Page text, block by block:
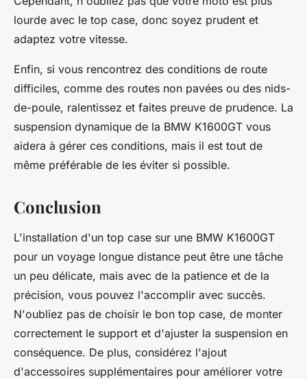
lourde avec le top case, donc soyez prudent et
adaptez votre vitesse.
Enfin, si vous rencontrez des conditions de route
difficiles, comme des routes non pavées ou des nids-
de-poule, ralentissez et faites preuve de prudence. La
suspension dynamique de la BMW K1600GT vous
aidera à gérer ces conditions, mais il est tout de
même préférable de les éviter si possible.
Conclusion
L'installation d'un top case sur une BMW K1600GT
pour un voyage longue distance peut être une tâche
un peu délicate, mais avec de la patience et de la
précision, vous pouvez l'accomplir avec succès.
N'oubliez pas de choisir le bon top case, de monter
correctement le support et d'ajuster la suspension en
conséquence. De plus, considérez l'ajout
d'accessoires supplémentaires pour améliorer votre